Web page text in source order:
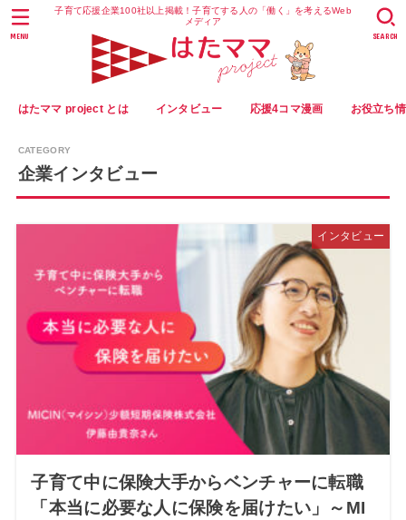
子育て応援企業100社以上掲載！子育てする人の「働く」を考えるWeb
メディア
はたママ project とは インタビュー 応援4コマ漫画 お役立ち
SEARCH
MENU
企業インタビュー
インタビュー
子育て中に保険大手からベンチャーに転職
「本当に必要な人に保険を届けたい」～MI